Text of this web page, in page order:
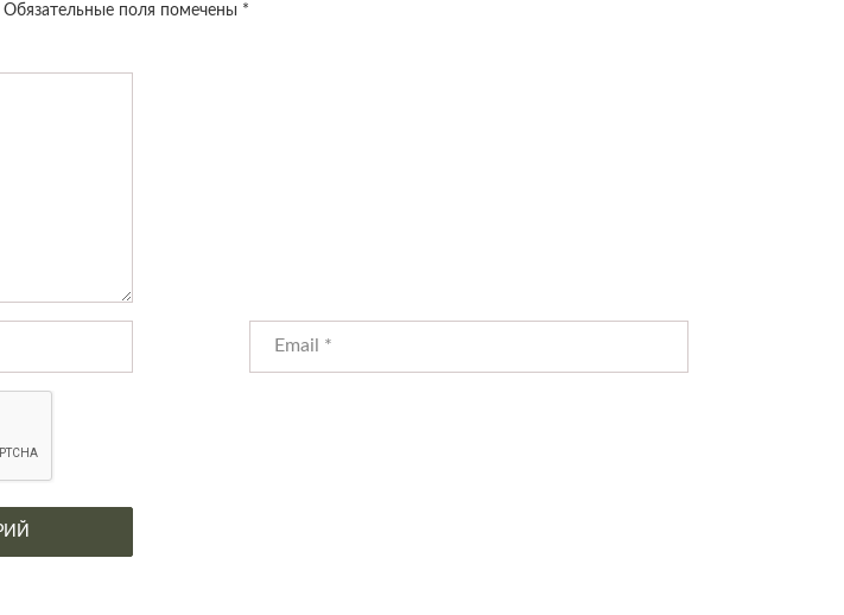
Обязательные поля помечены *